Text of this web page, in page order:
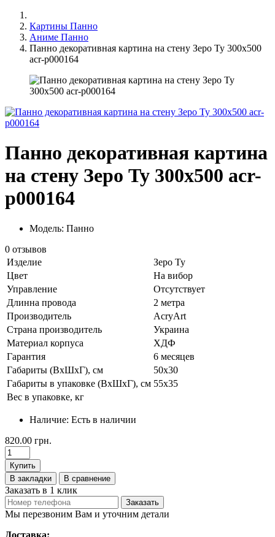
Картины Панно
Аниме Панно
Панно декоративная картина на стену Зеро Ту 300х500
acr-p000164
Панно декоративная картина
на стену Зеро Ту 300х500 acr-
p000164
Модель: Панно
0 отзывов
Изделие
Зеро Ту
Цвет
На вибор
Управление
Отсутствует
Длинна провода
2 метра
Производитель
AcryArt
Страна производитель
Украина
Материал корпуса
ХДФ
Гарантия
6 месяцев
Габариты (ВхШхГ), см
50х30
Габариты в упаковке (ВхШхГ), см 55х35
Вес в упаковке, кг
Наличие: Есть в наличии
820.00 грн.
Купить
В закладки
В сравнение
Заказать в 1 клик
Заказать
Мы перезвоним Вам и уточним детали
Доставка: